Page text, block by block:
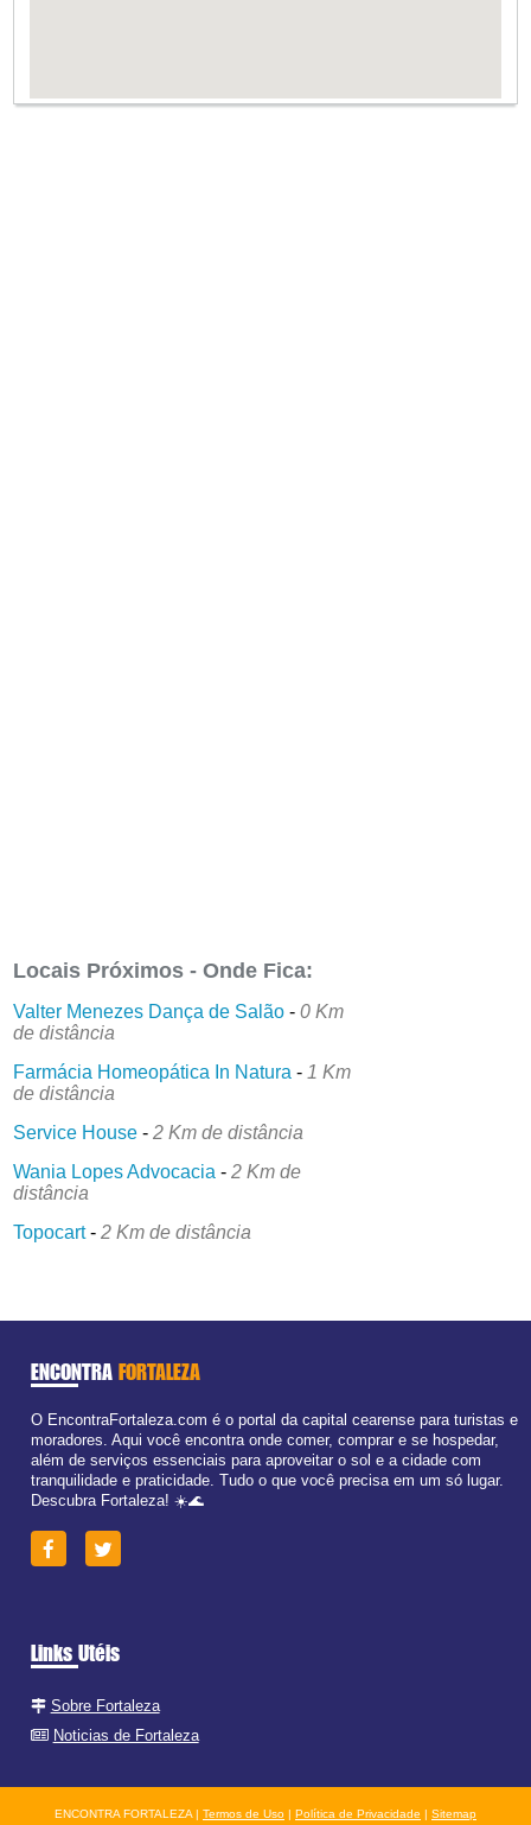
Locais Próximos - Onde Fica:
Valter Menezes Dança de Salão -0 Km
de distância
Farmácia Homeopática In Natura - 1 Km
de distância
Service House -2 Km de distância
Wania Lopes Advocacia -2 Km de
distância
Topocart-2 Km de distância
ENCONTRA FORTALEZA
O EncontraFortaleza.com é o portal da capital cearense para turistas e
moradores. Aqui você encontra onde comer, comprar e se hospedar,
além de serviços essenciais para aproveitar o sol e a cidade com
tranquilidade e praticidade. Tudo o que você precisa em um só lugar.
Descubra Fortaleza! ☀️🌊
Links Utéis
Sobre Fortaleza
Noticias de Fortaleza
ENCONTRA FORTALEZA | Termos de Uso | Política de Privacidade | Sitemap